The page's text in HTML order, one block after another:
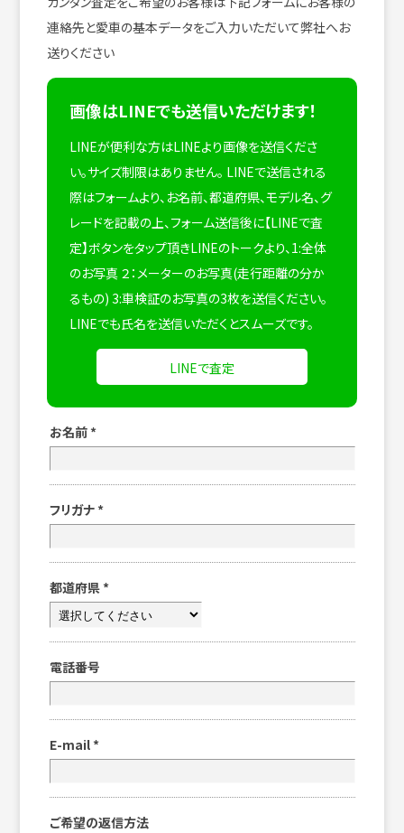
連絡先と愛車の基本データをご入力いただいて弊社へお
送りください
画像はLINEでも送信いただけます！
LINEが便利な方はLINEより画像を送信くださ
い。サイズ制限はありません。 LINEで送信される
際はフォームより、お名前、都道府県、モデル名、グ
レードを記載の上、フォーム送信後に【LINEで査
定】ボタンをタップ頂きLINEのトークより、1:全体
のお写真 ２：メーターのお写真(走行距離の分か
るもの) 3:車検証のお写真の3枚を送信ください。
LINEでも氏名を送信いただくとスムーズです。
LINEで査定
お名前 *
フリガナ *
都道府県 *
電話番号
E-mail *
ご希望の返信方法